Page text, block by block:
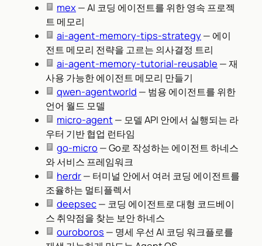
mex— AI 코딩 에이전트를 위한 영속 프로젝
트 메모리
ai-agent-memory-tips-strategy— 에이
전트 메모리 전략을 고르는 의사결정 트리
ai-agent-memory-tutorial-reusable — 재
사용 가능한 에이전트 메모리 만들기
qwen-agentworld — 범용 에이전트를 위한
언어 월드 모델
micro-agent — 모델 API 안에서 실행되는 라
우터 기반 협업 런타임
go-micro — Go로 작성하는 에이전트 하네스
와 서비스 프레임워크
herdr— 터미널 안에서 여러 코딩 에이전트를
조율하는 멀티플렉서
deepsec— 코딩 에이전트로 대형 코드베이
스 취약점을 찾는 보안 하네스
ouroboros — 명세 우선 AI 코딩 워크플로를